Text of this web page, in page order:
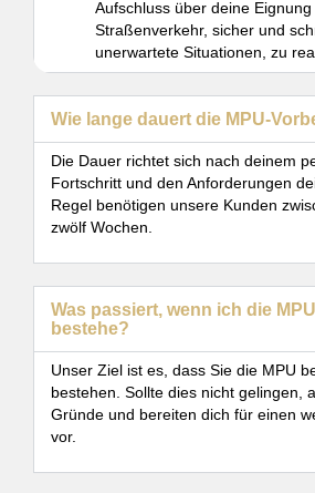
Aufschluss über deine Eignung
Straßenverkehr, sicher und
unerwartete Situationen, zu
Wie lange dauert die MPU-
Die Dauer richtet sich nach deinem
Fortschritt und den Anforderungen
Regel benötigen unsere Kunden
zwölf Wochen.
Was passiert, wenn ich die
bestehe?
Unser Ziel ist es, dass Sie die MPU
bestehen. Sollte dies nicht gelingen,
Gründe und bereiten dich für einen
vor.